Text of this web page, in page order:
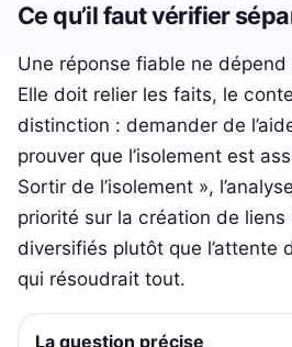
Ce qu’il faut vérifier
Une réponse fiable ne dépend
Elle doit relier les faits, le
distinction : demander de
prouver que l’isolement est
Sortir de l’isolement »,
priorité sur la création de liens
diversifiés plutôt que l’attente
qui résoudrait tout.
La question précise